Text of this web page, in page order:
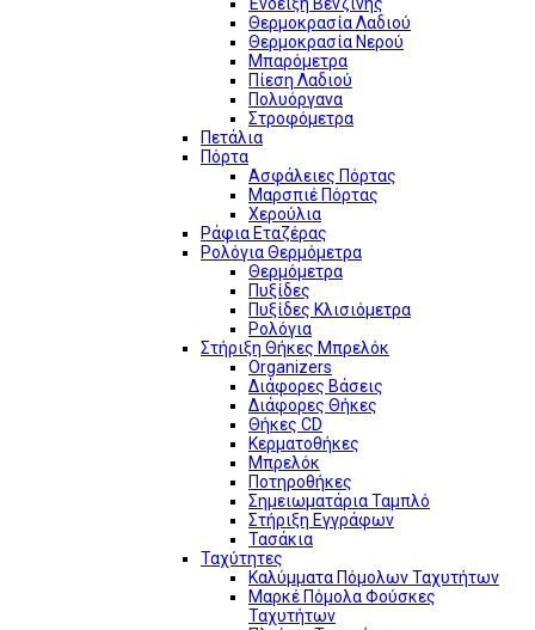
Θερμοκρασία Λαδιού
Θερμοκρασία Νερού
Μπαρόμετρα
Πίεση Λαδιού
Πολυόργανα
Στροφόμετρα
Πετάλια
Πόρτα
Ασφάλειες Πόρτας
Μαρσπιέ Πόρτας
Χερούλια
Ράφια Εταζέρας
Ρολόγια Θερμόμετρα
Θερμόμετρα
Πυξίδες
Πυξίδες Κλισιόμετρα
Ρολόγια
Στήριξη Θήκες Μπρελόκ
Organizers
Διάφορες Βάσεις
Διάφορες Θήκες
Θήκες CD
Κερματοθήκες
Μπρελόκ
Ποτηροθήκες
Σημειωματάρια Ταμπλό
Στήριξη Εγγράφων
Τασάκια
Ταχύτητες
Καλύμματα Πόμολων Ταχυτήτων
Μαρκέ Πόμολα Φούσκες
Ταχυτήτων